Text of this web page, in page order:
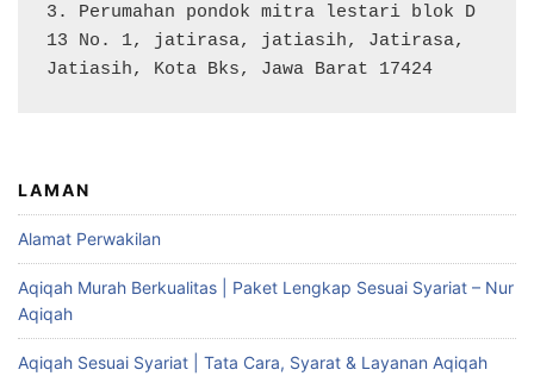
3. Perumahan pondok mitra lestari blok D
13 No. 1, jatirasa, jatiasih, Jatirasa,
Jatiasih, Kota Bks, Jawa Barat 17424
LAMAN
Alamat Perwakilan
Aqiqah Murah Berkualitas | Paket Lengkap Sesuai Syariat – Nur
Aqiqah
Aqiqah Sesuai Syariat | Tata Cara, Syarat & Layanan Aqiqah